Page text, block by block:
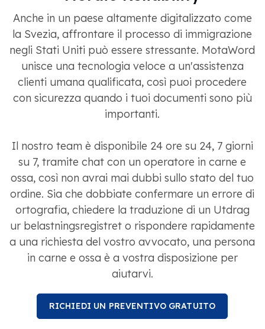
Anche in un paese altamente digitalizzato come
la Svezia, affrontare il processo di immigrazione
negli Stati Uniti può essere stressante. MotaWord
unisce una tecnologia veloce a un'assistenza
clienti umana qualificata, così puoi procedere
con sicurezza quando i tuoi documenti sono più
importanti.
Il nostro team è disponibile 24 ore su 24, 7 giorni
su 7, tramite chat con un operatore in carne e
ossa, così non avrai mai dubbi sullo stato del tuo
ordine. Sia che dobbiate confermare un errore di
ortografia, chiedere la traduzione di un Utdrag
ur belastningsregistret o rispondere rapidamente
a una richiesta del vostro avvocato, una persona
in carne e ossa è a vostra disposizione per
aiutarvi.
RICHIEDI UN PREVENTIVO GRATUITO